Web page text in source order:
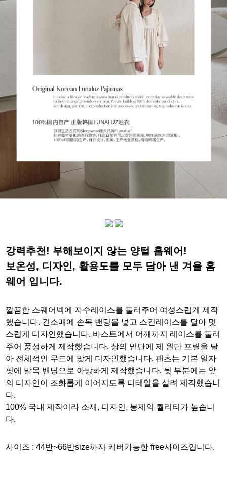
강력추천! 부해보이지 않는 양털 홈웨어!
보온성, 디자인, 활용도를 모두 담아 낸 겨울 홈
웨어 입니다.
깔끔한 스퀘어넥에 자수레이스를 둘러주어 여성스럽게 제작
했습니다. 긴소매에 손목 밴딩을 넣고 스킨레이스를 달아 멋
스럽게 디자인했습니다. 바스트에서 어깨까지 레이스를 둘러
주어 풍성하게 제작했습니다. 상의 밑단에 제 원단 프릴을 달
아 전체적인 무드에 맞게 디자인했습니다. 팬츠는 기본 일자
핏에 발목 밴딩으로 아방하게 제작했습니다. 뒷 부분에는 앞
의 디자인이 조화롭게 이어지도록 디테일을 살려 제작했습니
다.
100% 국내 제작이라 소재, 디자인, 봉제의 퀄리티가 높습니
다.
사이즈 : 44반~66반size까지 커버가능한 free사이즈입니다.